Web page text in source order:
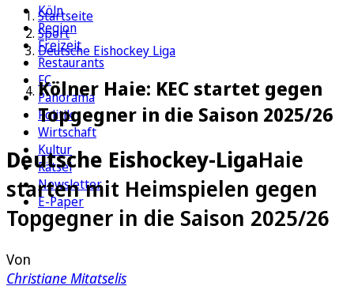
Köln
Region
Freizeit
Restaurants
FC
Panorama
Politik
Wirtschaft
Kultur
Rätsel
Newsletter
E-Paper
Startseite
Sport
Deutsche Eishockey Liga
Kölner Haie: KEC startet gegen
Topgegner in die Saison 2025/26
Deutsche Eishockey-LigaHaie
starten mit Heimspielen gegen
Topgegner in die Saison 2025/26
Von
Christiane Mitatselis